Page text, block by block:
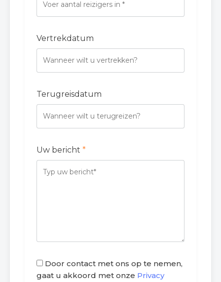
Vertrekdatum
Terugreisdatum
Uw bericht *
Door contact met ons op te nemen,
gaat u akkoord met onze Privacy